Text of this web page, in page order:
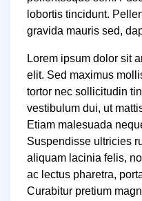
lobortis tincidunt.
gravida mauris sed,
Lorem ipsum dolor sit
elit. Sed maximus
tortor nec sollicitudin
vestibulum dui, ut
Etiam malesuada
Suspendisse ultricies
aliquam lacinia felis,
ac lectus pharetra,
Curabitur pretium